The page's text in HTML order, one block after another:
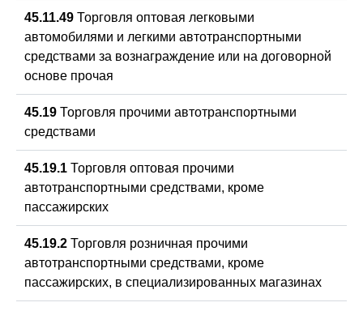
45.11.49 Торговля оптовая легковыми
автомобилями и легкими автотранспортными
средствами за вознаграждение или на договорной
основе прочая
45.19 Торговля прочими автотранспортными
средствами
45.19.1 Торговля оптовая прочими
автотранспортными средствами, кроме
пассажирских
45.19.2 Торговля розничная прочими
автотранспортными средствами, кроме
пассажирских, в специализированных магазинах